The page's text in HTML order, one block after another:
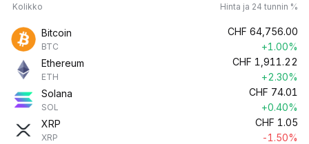
Kolikko Hinta ja 24 tunnin %
Bitcoin
BTC
CHF 64,756.00
+1.00%
Ethereum
ETH
CHF 1,911.22
+2.30%
Solana
SOL
CHF 74.01
+0.40%
XRP
XRP
CHF 1.05
-1.50%